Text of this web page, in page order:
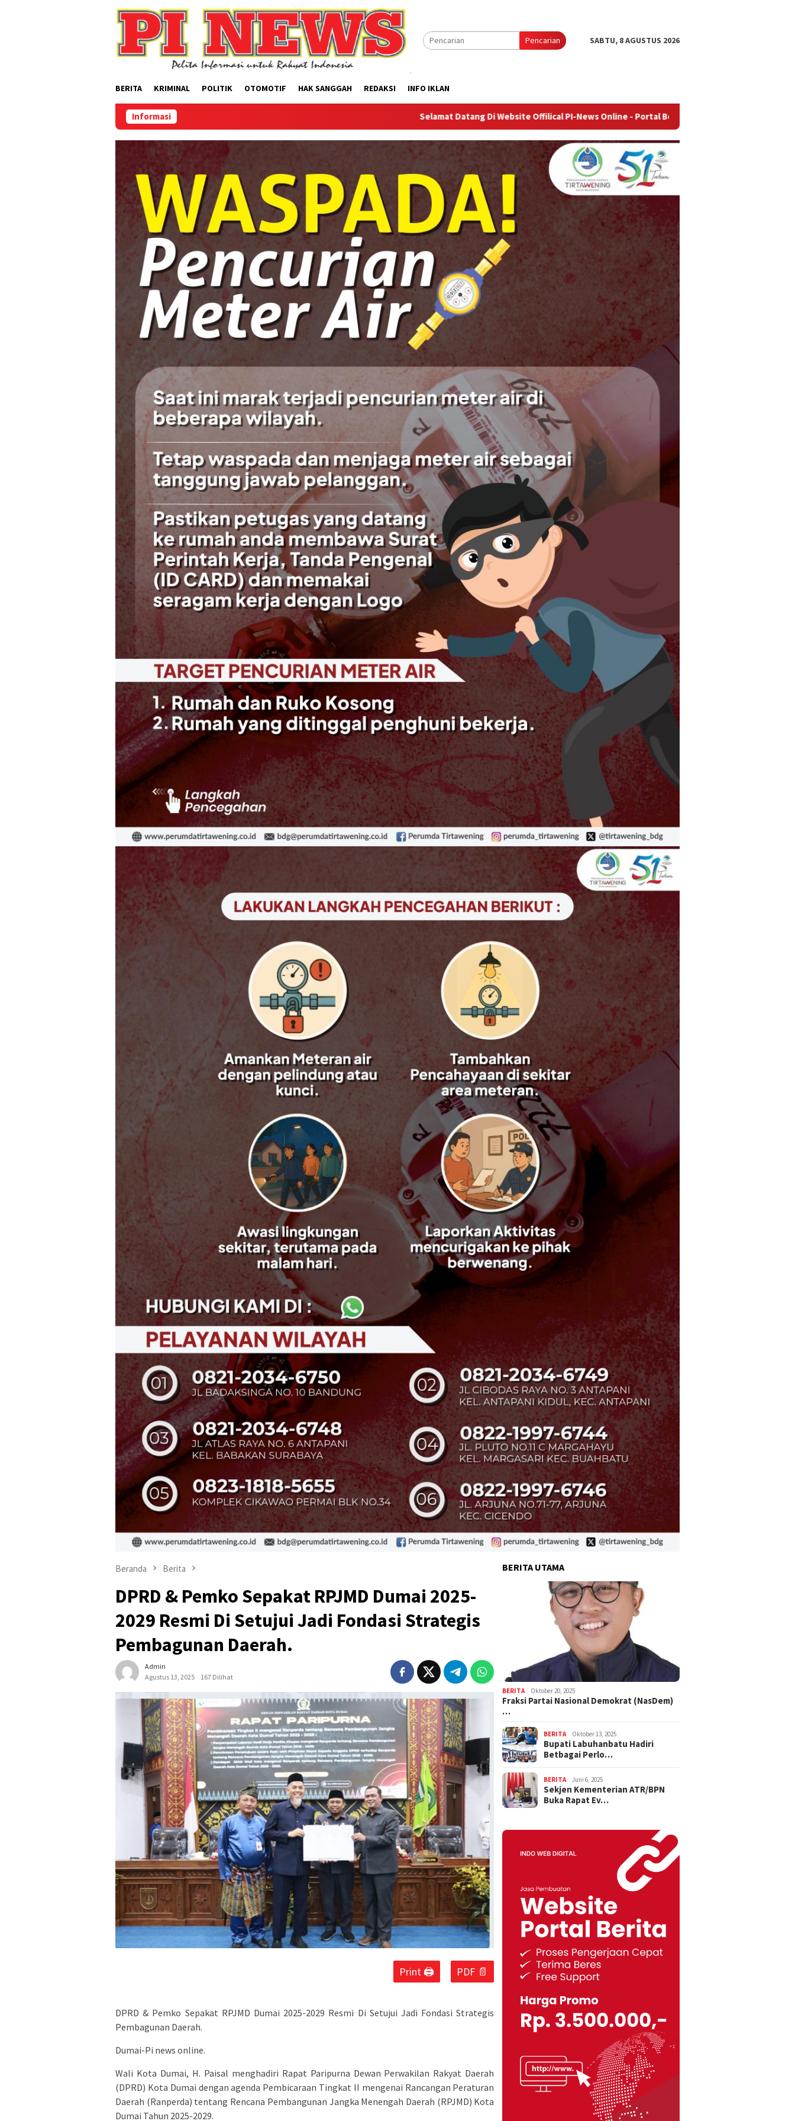
Pencarian
SABTU, 8 AGUSTUS 2026
BERITA KRIMINAL POLITIK OTOMOTIF HAK SANGGAH REDAKSI INFO IKLAN
Informasi Selamat Datang Di Website Offilical PI-News Online - Portal Berita Terupdate & Terpercaya
Beranda Berita
DPRD & Pemko Sepakat RPJMD Dumai 2025-
2029 Resmi Di Setujui Jadi Fondasi Strategis
Pembagunan Daerah.
Admin
Agustus 13, 2025
167 Dilihat
Print 🖨 PDF 📄
DPRD & Pemko Sepakat RPJMD Dumai 2025-2029 Resmi Di Setujui Jadi Fondasi Strategis
Pembagunan Daerah.
Dumai-Pi news online.
Wali Kota Dumai, H. Paisal menghadiri Rapat Paripurna Dewan Perwakilan Rakyat Daerah
(DPRD) Kota Dumai dengan agenda Pembicaraan Tingkat II mengenai Rancangan Peraturan
Daerah (Ranperda) tentang Rencana Pembangunan Jangka Menengah Daerah (RPJMD) Kota
Dumai Tahun 2025-2029.
BERITA UTAMA
BERITA Oktober 20, 2025
Fraksi Partai Nasional Demokrat (NasDem)
…
BERITA Oktober 13, 2025
Bupati Labuhanbatu Hadiri
Betbagai Perlo…
BERITA Juni 6, 2025
Sekjen Kementerian ATR/BPN
Buka Rapat Ev…